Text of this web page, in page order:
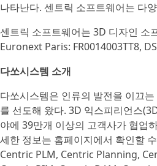
나타난다. 센트릭 소프트웨어는 다
센트릭 소프트웨어는 3D 디자인 소
Euronext Paris: FR0014003TT8,
다쏘시스템 소개
다쏘시스템은 인류의 발전을 이끄
를 선도해 왔다. 3D 익스피리언스
야에 39만개 이상의 고객사가 협업
세한 정보는 홈페이지에서 확인할
Centric PLM, Centric Planning,